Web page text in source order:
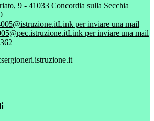
9 - 41033 Concordia sulla Secchia
Link per inviare una mail
Link per inviare una mail